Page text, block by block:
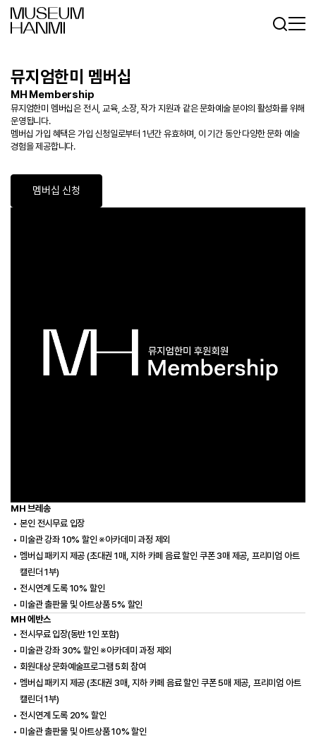
뮤지엄한미 멤버십
MH Membership
뮤지엄한미 멤버십은 전시, 교육, 소장, 작가 지원과 같은 문화예술 분야의 활성화를 위해
운영됩니다.
멤버십 가입 혜택은 가입 신청일로부터 1년간 유효하며, 이 기간 동안 다양한 문화 예술
경험을 제공합니다.
멤버십 신청
MH 브레송
본인 전시무료 입장
미술관 강좌 10% 할인 ※아카데미 과정 제외
멤버십 패키지 제공 (초대권 1매, 지하 카페 음료 할인 쿠폰 3매 제공, 프리미엄 아트
캘린더 1부)
전시연계 도록 10% 할인
미술관 출판물 및 아트상품 5% 할인
MH 에반스
전시무료 입장(동반 1인 포함)
미술관 강좌 30% 할인 ※아카데미 과정 제외
회원대상 문화예술프로그램 5회 참여
멤버십 패키지 제공 (초대권 3매, 지하 카페 음료 할인 쿠폰 5매 제공, 프리미엄 아트
캘린더 1부)
전시연계 도록 20% 할인
미술관 출판물 및 아트상품 10% 할인